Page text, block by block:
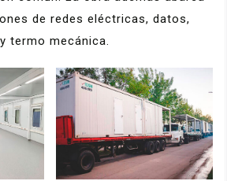
de redes eléctricas, datos,
termo mecánica.